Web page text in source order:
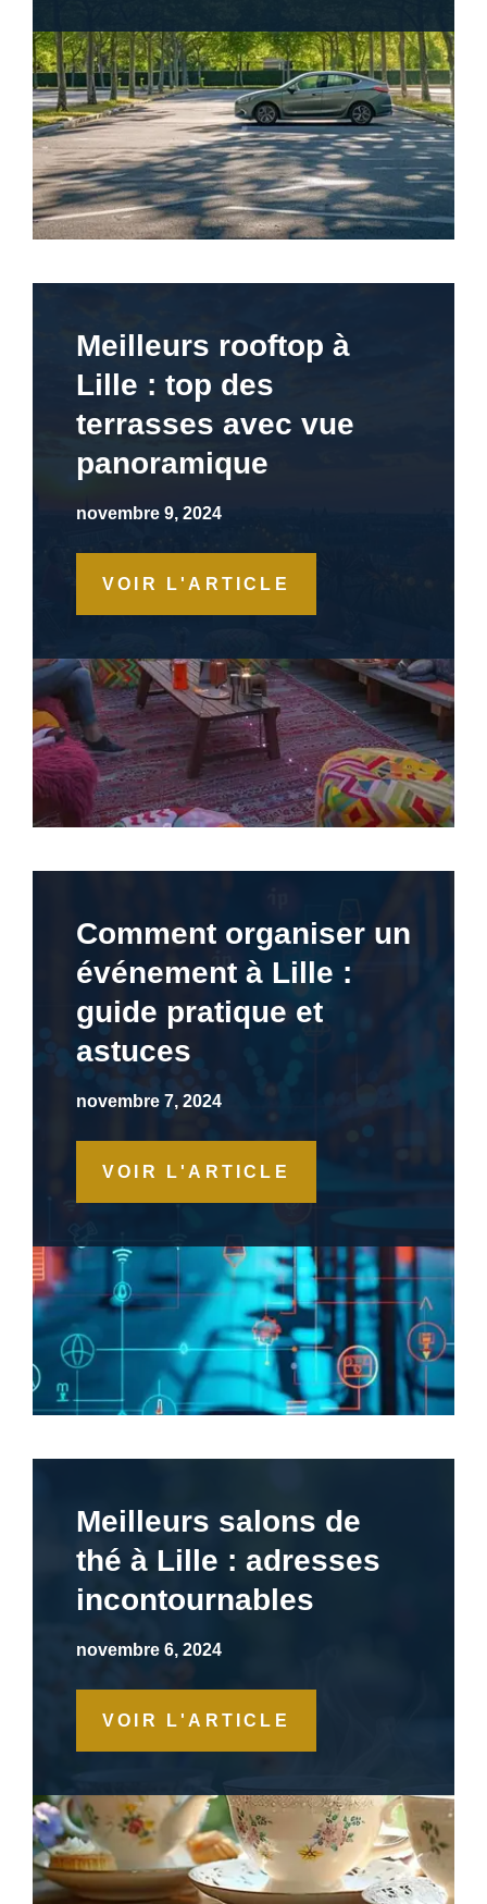
Meilleurs rooftop à
Lille : top des
terrasses avec vue
panoramique
novembre 9, 2024
VOIR L'ARTICLE
Comment organiser un
événement à Lille :
guide pratique et
astuces
novembre 7, 2024
VOIR L'ARTICLE
Meilleurs salons de
thé à Lille : adresses
incontournables
novembre 6, 2024
VOIR L'ARTICLE